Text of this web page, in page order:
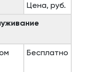
Цена, руб.
Бесплатно